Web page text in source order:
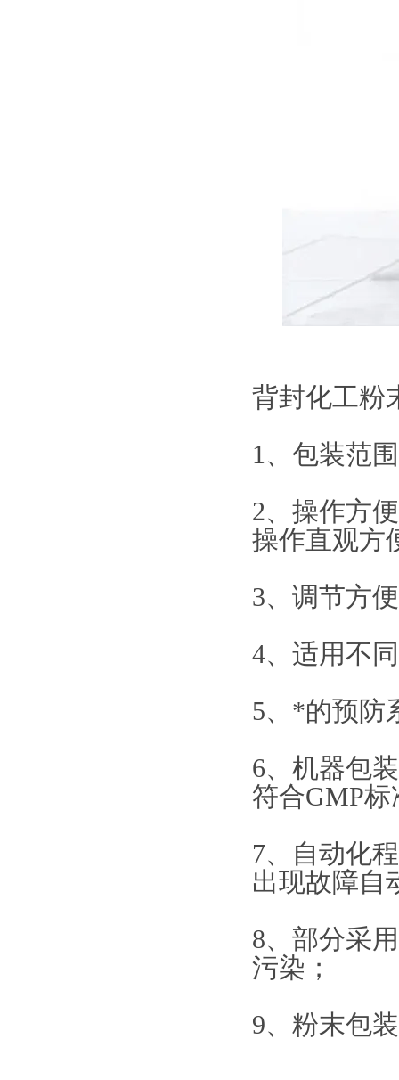
背封化工粉
1、包装范
2、操作方
操作直观方
3、调节方
4、适用不
5、*的预防
6、机器包
符合GMP标
7、自动化
出现故障自
8、部分采
污染；
9、粉末包